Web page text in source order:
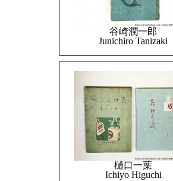
谷崎潤一郎
Junichiro Tanizaki
樋口一葉
Ichiyo Higuchi